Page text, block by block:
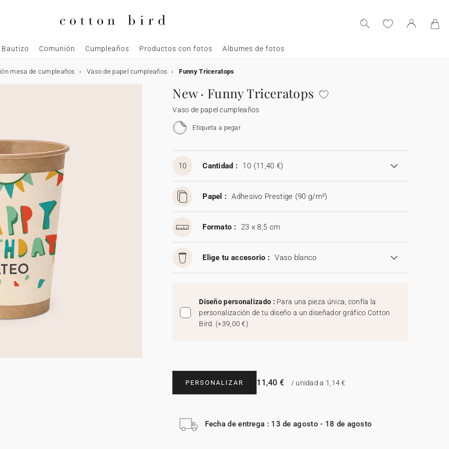
Bautizo Comunión Cumpleaños Productos con fotos Albumes de fotos
mesa de cumpleaños Vaso de papel cumpleaños Funny Triceratops
New · Funny Triceratops
Vaso de papel cumpleaños
Etiqueta a pegar
10 Cantidad : 10 (11,40 €)
Papel : Adhesivo Prestige (90 g/m²)
Formato : 23 x 8,5 cm
Elige tu accesorio : Vaso blanco
Diseño personalizado : Para una pieza única, confía la
personalización de tu diseño a un diseñador gráfico Cotton
Bird. (+39,00 €)
PERSONALIZAR 11,40 € / unidad a 1,14 €
Fecha de entrega : 13 de agosto - 18 de agosto